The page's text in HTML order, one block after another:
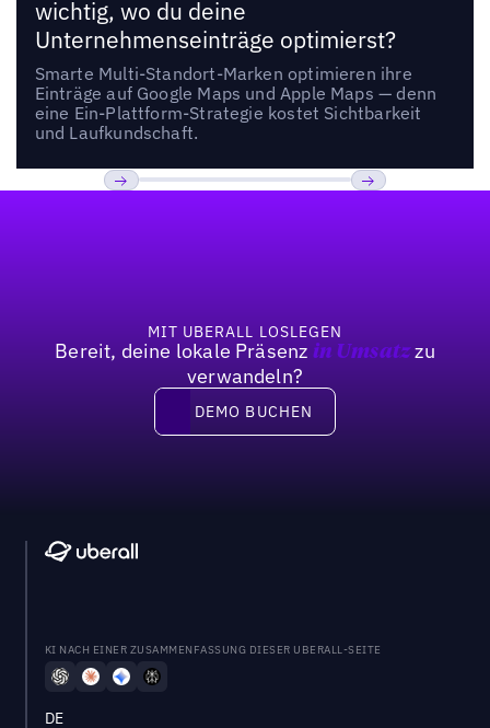
wichtig, wo du deine
Unternehmenseinträge optimierst?
Smarte Multi-Standort-Marken optimieren ihre
Einträge auf Google Maps und Apple Maps — denn
eine Ein-Plattform-Strategie kostet Sichtbarkeit
und Laufkundschaft.
MIT UBERALL LOSLEGEN
Bereit, deine lokale Präsenz in Umsatzzu
verwandeln?
DEMO BUCHEN
DEMO BUCHEN
KI NACH EINER ZUSAMMENFASSUNG DIESER UBERALL-SEITE
DE